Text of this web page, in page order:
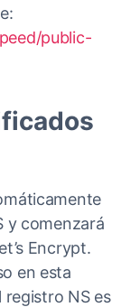
public-
y comenzará
Encrypt.
en esta
registro NS es